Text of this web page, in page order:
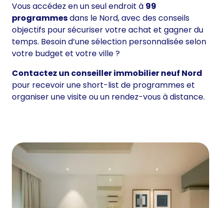
Vous accédez en un seul endroit à 99
programmesdans le Nord, avec des conseils
objectifs pour sécuriser votre achat et gagner du
temps. Besoin d’une sélection personnalisée selon
votre budget et votre ville ?
Contactez un conseiller immobilier neuf Nord
pour recevoir une short-list de programmes et
organiser une visite ou un rendez-vous à distance.